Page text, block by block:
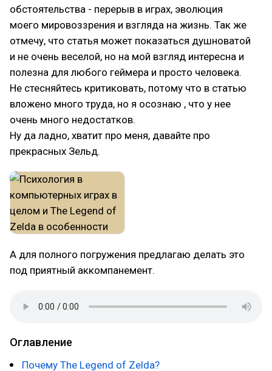
обстоятельства - перерыв в играх, эволюция
моего мировоззрения и взгляда на жизнь. Так же
отмечу, что статья может показаться душноватой
и не очень веселой, но на мой взгляд интересна и
полезна для любого геймера и просто человека.
Не стесняйтесь критиковать, потому что в статью
вложено много труда, но я осознаю , что у нее
очень много недостатков.
Ну да ладно, хватит про меня, давайте про
прекрасных Зельд.
А для полного погружения предлагаю делать это
под приятный аккомпанемент.
Оглавление
Почему The Legend of Zelda?